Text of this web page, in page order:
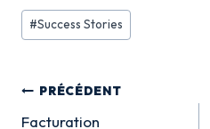
Étiquettes
de
publication :
#Success Stories
Navigation
PRÉCÉDENT
Facturation